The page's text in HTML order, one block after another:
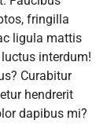
fringilla
ligula mattis
interdum!
Curabitur
hendrerit
dapibus mi?